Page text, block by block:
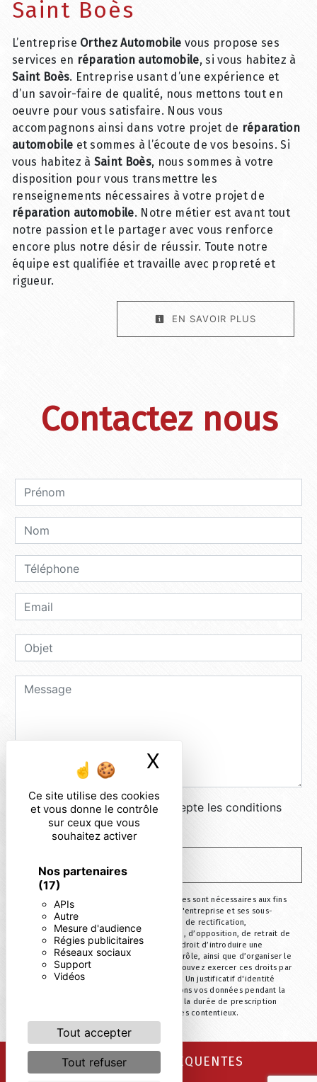
Ce site utilise des cookies
et vous donne le contrôle
sur ceux que vous
souhaitez activer
Nos partenaires
(17)
APIs
Autre
Mesure d'audience
Régies publicitaires
Réseaux sociaux
Support
Vidéos
Tout accepter
Tout refuser
X
Saint Boès
L’entreprise Orthez Automobile vous propose ses
services en réparation automobile, si vous habitez à
Saint Boès. Entreprise usant d’une expérience et
d’un savoir-faire de qualité, nous mettons tout en
oeuvre pour vous satisfaire. Nous vous
accompagnons ainsi dans votre projet de réparation
automobile et sommes à l’écoute de vos besoins. Si
vous habitez à Saint Boès, nous sommes à votre
disposition pour vous transmettre les
renseignements nécessaires à votre projet de
réparation automobile. Notre métier est avant tout
notre passion et le partager avec vous renforce
encore plus notre désir de réussir. Toute notre
équipe est qualifiée et travaille avec propreté et
rigueur.
EN SAVOIR PLUS
Contactez nous
En cochant cette case, j'accepte les conditions
particulières ci-dessous **
** Les données personnelles communiquées sont nécessaires aux fins
de vous contacter. Elles sont destinées à l'entreprise et ses sous-
traitants. Vous disposez de droits d’accès, de rectification,
d’effacement, de portabilité, de limitation, d’opposition, de retrait de
votre consentement à tout moment et du droit d’introduire une
réclamation auprès d’une autorité de contrôle, ainsi que d’organiser le
sort de vos données post-mortem. Vous pouvez exercer ces droits par
voie postale ou par courrier électronique. Un justificatif d'identité
pourra vous être demandé. Nous conservons vos données pendant la
période de prise de contact puis pendant la durée de prescription
légale aux fins probatoire et de gestion des contentieux.
RECHERCHES FRÉQUENTES